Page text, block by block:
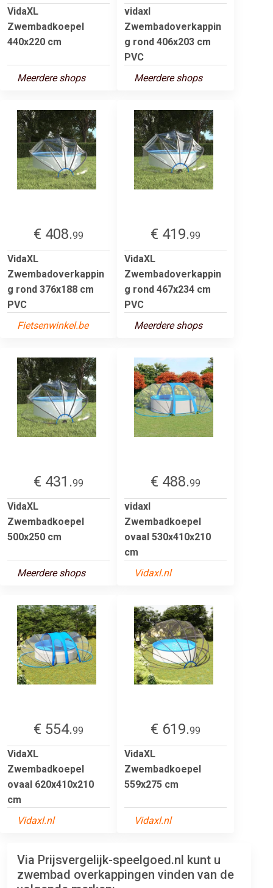
VidaXL
Zwembadkoepel
440x220 cm
Meerdere shops
vidaxl
Zwembadoverkappin
g rond 406x203 cm
PVC
Meerdere shops
€ 408.99
VidaXL
Zwembadoverkappin
g rond 376x188 cm
PVC
Fietsenwinkel.be
€ 419.99
VidaXL
Zwembadoverkappin
g rond 467x234 cm
PVC
Meerdere shops
€ 431.99
VidaXL
Zwembadkoepel
500x250 cm
Meerdere shops
€ 488.99
vidaxl
Zwembadkoepel
ovaal 530x410x210
cm
Vidaxl.nl
€ 554.99
VidaXL
Zwembadkoepel
ovaal 620x410x210
cm
Vidaxl.nl
€ 619.99
VidaXL
Zwembadkoepel
559x275 cm
Vidaxl.nl
Via Prijsvergelijk-speelgoed.nl kunt u
zwembad overkappingen vinden van de